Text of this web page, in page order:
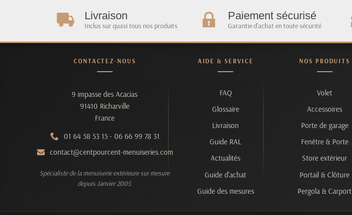
Livraison
Inclus sur quasi tous nos produits
Paiement sécurisé
Garantie d'achat en toute sécurité
CONTACTEZ-NOUS
9 impasse des Acacias
91410 Richarville
France
01 64 58 53 15- 06 66 99 78 31
contact@centpourcent-menuiseries.com
Spécialiste de la menuiserie extérieure sur mesure
depuis Janvier 2005.
AIDE & SERVICE
FAQ
Glossaire
Livraison
Guide RAL
Actualités
Guide d'achat
Guide des mesures
NOS PRODUITS
Volet
Accessoires
Porte de garage
Fenêtre & Porte
Store extérieur
Portail & Clôture
Pergola & Carport